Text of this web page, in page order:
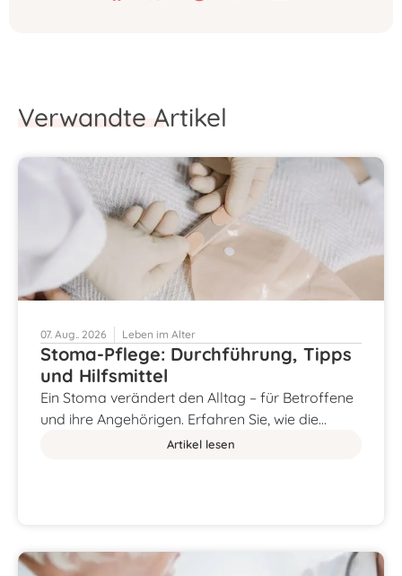
Verwandte Artikel
07. Aug.. 2026 Leben im Alter
Stoma-Pflege: Durchführung, Tipps
und Hilfsmittel
Ein Stoma verändert den Alltag – für Betroffene
und ihre Angehörigen. Erfahren Sie, wie die…
Artikel lesen